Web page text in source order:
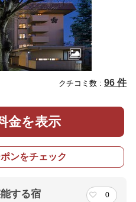
クチコミ数 : 96 件
金を表示
ンをチェック
する宿 0